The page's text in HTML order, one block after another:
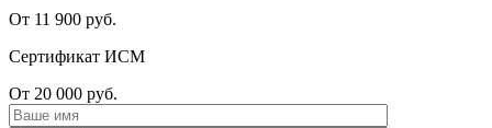
От 11 900 руб.
Сертификат ИСМ
От 20 000 руб.